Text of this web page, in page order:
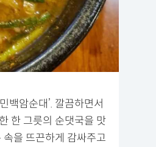
백암순대’. 깔끔하면서
한 그릇의 순댓국을 맛
을 뜨끈하게 감싸주고